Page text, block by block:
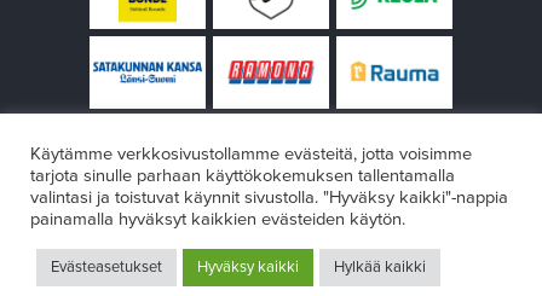
Design:VÄRIKÄS
Käytämme verkkosivustollamme evästeitä, jotta voisimme
tarjota sinulle parhaan käyttökokemuksen tallentamalla
valintasi ja toistuvat käynnit sivustolla. "Hyväksy kaikki"-nappia
painamalla hyväksyt kaikkien evästeiden käytön.
Evästeasetukset Hyväksy kaikki Hylkää kaikki